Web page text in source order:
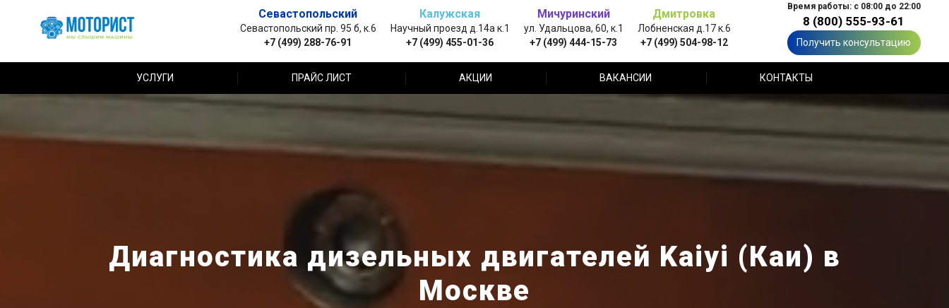
Севастопольский
Севастопольский пр. 95 б, к.6
+7 (499) 288-76-91
Калужская
Научный проезд д.14а к.1
+7 (499) 455-01-36
Мичуринский
ул. Удальцова, 60, к.1
+7 (499) 444-15-73
Дмитровка
Лобненская д.17 к.6
+7 (499) 504-98-12
Время работы: с 08:00 до 22:00
8 (800) 555-93-61
Получить консультацию
УСЛУГИ ПРАЙС ЛИСТ АКЦИИ ВАКАНСИИ КОНТАКТЫ
Диагностика дизельных двигателей Kaiyi (Каи) в
Москве